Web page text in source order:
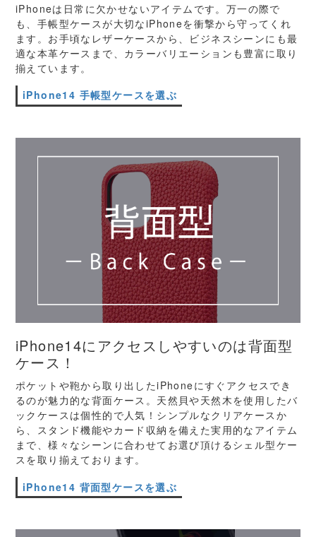
iPhoneは日常に欠かせないアイテムです。万一の際で
も、手帳型ケースが大切なiPhoneを衝撃から守ってくれ
ます。お手頃なレザーケースから、ビジネスシーンにも最
適な本革ケースまで、カラーバリエーションも豊富に取り
揃えています。
iPhone14 手帳型ケースを選ぶ
iPhone14にアクセスしやすいのは背面型
ケース！
ポケットや鞄から取り出したiPhoneにすぐアクセスでき
るのが魅力的な背面ケース。天然貝や天然木を使用したバ
ックケースは個性的で人気！シンプルなクリアケースか
ら、スタンド機能やカード収納を備えた実用的なアイテム
まで、様々なシーンに合わせてお選び頂けるシェル型ケー
スを取り揃えております。
iPhone14 背面型ケースを選ぶ